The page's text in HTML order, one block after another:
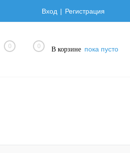
Вход Регистрация
0 0 В корзине пока пусто